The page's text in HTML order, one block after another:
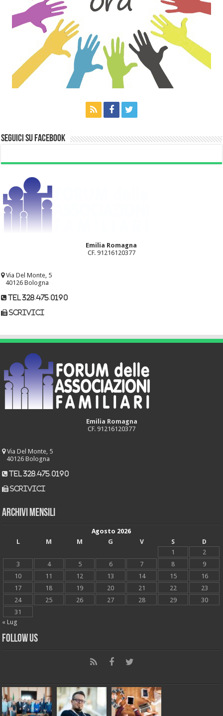
Seguici su Facebook
Emilia Romagna
CF. 91216120377
Via Del Monte, 5
40126 Bologna
tel 328.475.0190
scrivici
Emilia Romagna
CF. 91216120377
Via Del Monte, 5
40126 Bologna
tel 328.475.0190
scrivici
Archivi mensili
Agosto 2026
L
M M G V S
D
1
2
3
4 5 6 7 8
9
10
11 12 13 14 15
16
17
18 19 20 21 22
23
24
25 26 27 28 29
30
31
« Lug
Follow Us